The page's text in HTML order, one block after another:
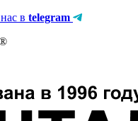
в telegram